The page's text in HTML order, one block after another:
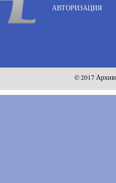
АВТОРИЗАЦИЯ
© 2017